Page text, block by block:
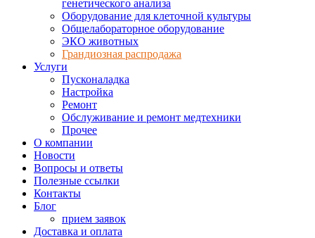
генетического анализа
Оборудование для клеточной культуры
Общелабораторное оборудование
ЭКО животных
Грандиозная распродажа
Услуги
Пусконаладка
Настройка
Ремонт
Обслуживание и ремонт медтехники
Прочее
О компании
Новости
Вопросы и ответы
Полезные ссылки
Контакты
Блог
прием заявок
Доставка и оплата